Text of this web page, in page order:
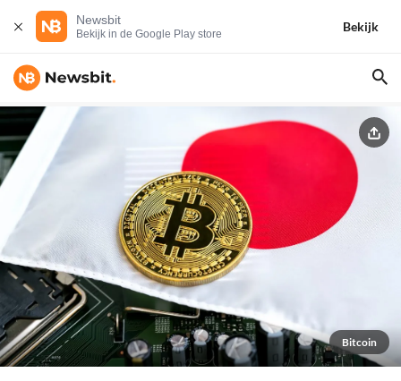
Newsbit
Bekijk in de Google Play store
Bekijk
Bitcoin